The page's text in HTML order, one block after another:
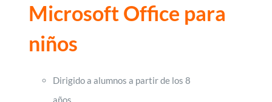
Microsoft Office para
niños
Dirigido a alumnos a partir de los 8
años